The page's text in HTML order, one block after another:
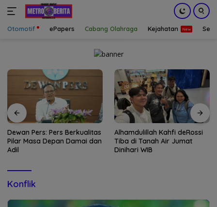
Otomotif ePapers Cabang Olahraga Kejahatan
Dewan Pers: Pers Berkualitas
Pilar Masa Depan Damai dan
Adil
Alhamdulillah Kahfi deRossi
Tiba di Tanah Air Jumat
Dinihari WIB
Konflik